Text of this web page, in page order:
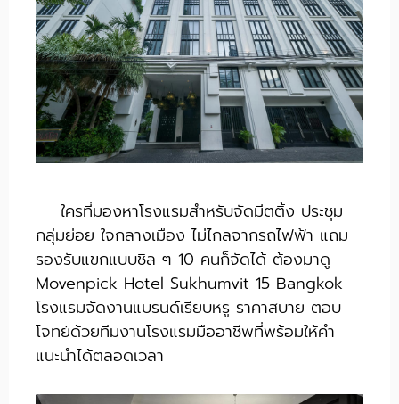
ใครที่มองหาโรงแรมสำหรับจัดมีตติ้ง ประชุม
กลุ่มย่อย ใจกลางเมือง ไม่ไกลจากรถไฟฟ้า แถม
รองรับแขกแบบชิล ๆ 10 คนก็จัดได้ ต้องมาดู
Movenpick Hotel Sukhumvit 15 Bangkok
โรงแรมจัดงานแบรนด์เรียบหรู ราคาสบาย ตอบ
โจทย์ด้วยทีมงานโรงแรมมืออาชีพที่พร้อมให้คำ
แนะนำได้ตลอดเวลา